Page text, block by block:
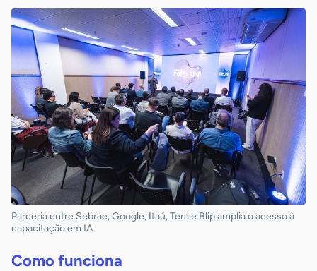
Parceria entre Sebrae, Google, Itaú, Tera e Blip amplia o acesso à
capacitação em IA
Como funciona